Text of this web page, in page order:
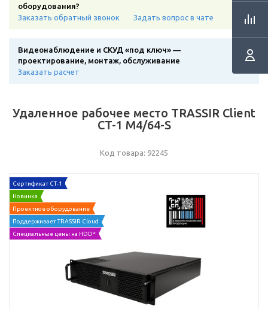
оборудования?
Заказать обратный звонок
Задать вопрос в чате
Видеонаблюдение и СКУД «под ключ» —
проектирование, монтаж, обслуживание
Заказать расчет
Удаленное рабочее место TRASSIR Client
CT-1 М4/64-S
Код товара: 92245
Сертификат СТ-1
Новинка
Проектное оборудование
Поддерживает TRASSIR Cloud
Специальные цены на HDD*